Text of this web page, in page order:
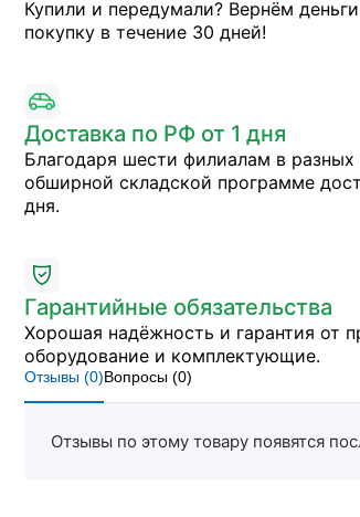
Купили и передумали? Вернём
покупку в течение 30 дней!
Доставка по РФ от 1 дня
Благодаря шести филиалам в разных
обширной складской программе
дня.
Гарантийные обязательства
Хорошая надёжность и гарантия от
оборудование и комплектующие.
Отзывы (0)Вопросы (0)
Отзывы по этому товару появятся